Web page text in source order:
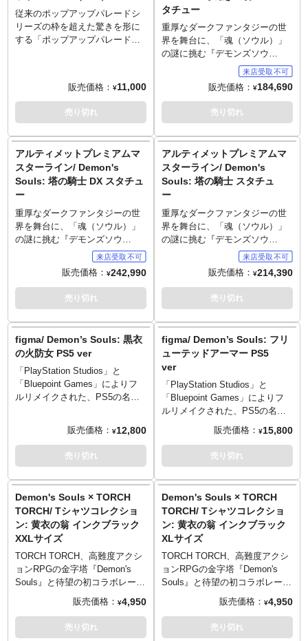
従来のポップアップパレードシ
リーズの枠を超えた驚きを形に
する「ポップアップパレード
界を舞台に凶悪なデーモンとの
戦いや"魂（ソウル）"の謎に挑
むアクションRPGの金字塔
テッドアーマー（PS5）が登場
です。繊細な鎧の装飾や質感、
造形に注目な"SP"の名に相応し
いアイテム。
© 2024 Sony Interactive
Entertainment Inc. “Demon’s
Souls” is a trademark of Sony
Interactive Entertainment Inc.
販売価格： ¥11,000
売り切れ
タチュー
重厚なダークファンタジーの世
界を舞台に、「魂（ソウル）」
の謎に挑む『デモンズソウ
ル』。このアクションRPGの金
字塔に登場する、三英雄のひと
り「つらぬきの騎士」を、プラ
イム1スタジオが1/4スケールで
アルティメットプレミアムマス
ほどの大剣「つらぬきの剣」を
構え、主人公に正対するポーズ
はゲーム中そのまま。リメイク
版で一新された鎧も陰影を際立
たせるモールディングや、金属
の暗い輝きを生む塗装などによ
り、禍々しさがリアリティをも
って表現されました。特製ベー
スは登場ステージであるボーレ
タリア王城の内郭をイメージし
たものに。四方を守る赤目の騎
士の石像が邪悪な荘厳さを醸し
出し、ボス戦ならではの緊張感
す。
～ご注意事項～以下ご了承の上
ご予約をお願いいたします～
■発売時期につきましては予定と
なりますため、大幅に遅れや前
倒しとなる場合もございます。
■ご予約いただいた時点で、商品
してお支払いをお願いします
（内金確認をもってご予約受付
とさせていただきます）。
入荷後に支払いいただきます。
■スマートフォンでご予約の場合
はご予約後に別途内金のご案内
メールをお送りします。
■商品入荷のご案内後に通常どお
り配送指示をお願いします。
■お客様都合による本商品の返
品・キャンセルは一切受付でき
ません。
■シリーズ名: アルティメットプ
レミアムマスターライン
■サイズ: 全高約82cm/全幅約
販売価格： ¥184,690
売り切れ
アルティメットプレミアムマ
スターライン/ Demon's
Souls: 塔の騎士 DX スタチュ
ー
重厚なダークファンタジーの世
界を舞台に、「魂（ソウル）」
の謎に挑む『デモンズソウ
ル』。このアクションRPGの金
字塔に登場する、絶大なインパ
クトを持つボス「塔の騎士」。
プライム1スタジオがアルティメ
ットプレミアムマスターライン
どの巨大な体躯、槍から放つ邪
悪な光、大地を揺らす盾の衝撃
波。数々のプレイヤーを砕い
た、塔の騎士の圧倒的な巨躯と
威圧感を、全高約59センチで余
すところなく表現！中庭での絶
ブさと睨みつけるような前傾姿
勢。渦巻模様の装飾や金属の透
かし加工など、趣向を凝らした
ることを示すメタリック塗装な
ど、至るところにクラフトマン
シップが息衝いています。DX版
にはプレイヤーの分身である
「騎士」が追加付属！難敵に立
ち向かうその姿を、同スケール
で再現。あのバトルの臨場感が
ここに蘇えります。
ご予約をお願いいたします～
■発売時期につきましては予定と
なりますため、大幅に遅れや前
販売価格： ¥242,990
売り切れ
アルティメットプレミアムマ
スターライン/ Demon's
Souls: 塔の騎士 スタチュ
ー
重厚なダークファンタジーの世
界を舞台に、「魂（ソウル）」
の謎に挑む『デモンズソウ
ル』。このアクションRPGの金
字塔に登場する、絶大なインパ
クトを持つボス「塔の騎士」。
プライム1スタジオがアルティメ
ットプレミアムマスターライン
どの巨大な体躯、槍から放つ邪
悪な光、大地を揺らす盾の衝撃
波。数々のプレイヤーを砕い
た、塔の騎士の圧倒的な巨躯と
威圧感を、全高約59センチで余
すところなく表現！中庭での絶
望的な邂逅を思い出してしま
ブさと睨みつけるような前傾姿
勢。渦巻模様の装飾や金属の透
かし加工など、趣向を凝らした
ることを示すメタリック塗装な
ど、至るところにクラフトマン
シップが息衝いています。
～ご注意事項～以下ご了承の上
ご予約をお願いいたします～
■発売時期につきましては予定と
なりますため、大幅に遅れや前
倒しとなる場合もございます。
代金のうち「\40,000」を内金と
してお支払いをお願いします
（内金確認をもってご予約受付
販売価格： ¥214,390
売り切れ
figma/ Demon’s Souls: 黒衣
の火防女 PS5 ver
「PlayStation Studios」と
「Bluepoint Games」によりフ
ルリメイクされた、PS5の名作
Souls デモンズソウル』。作中
から黒衣の火防女（ひもりめ）
がグッドスマイルカンパニーに
よりfigma化です！スムーズ且つ
関節パーツで、さまざまなシー
ンを再現。要所に軟質素材を使
う事でプロポーションを崩さ
ず、可動域を確保。マントには
一部布素材を採用しています。
リアリティを追求した顔パーツ
は、3D彩色を駆使した大畠雅人
原型。付属品には「トーチ」に
用下半身II」、さまざまなシーン
を可能にする可動支柱付きの
figma専用台座が同梱。
販売価格： ¥12,800
売り切れ
figma/ Demon’s Souls: フリ
ューテッドアーマー PS5
ver
「PlayStation Studios」と
「Bluepoint Games」によりフ
ルリメイクされた、PS5の名作
アクションRPG『Demon's
Souls デモンズソウル』。作中
からフリューテッドアーマーが
グッドスマイルカンパニーによ
節パーツで、さまざまなシーン
を再現。要所に軟質素材を使う
事でプロポーションを崩さず、
可動域を確保。ウェザリング塗
装により歴戦の戦士を彷彿とさ
せるリアルな仕上がりになって
います。付属品には「ブロード
「北騎士の剣」「肉斬り包丁」
「暗銀の盾」「アイアンナック
ル」「月明かりの大剣」に加
販売価格： ¥15,800
売り切れ
Demon's Souls × TORCH
TORCH/ Tシャツコレクショ
ン: 黄衣の翁 インクブラック
XXLサイズ
TORCH TORCH、高難度アクシ
ョンRPGの金字塔『Demon's
Souls』と待望の初コラボレーシ
ョンが決定！人気キャラクター
をモチーフにしたTシャツ5型が
「塔のラトリア」最終ステージ
販売価格： ¥4,950
売り切れ
Demon's Souls × TORCH
TORCH/ Tシャツコレクショ
ン: 黄衣の翁 インクブラック
XLサイズ
TORCH TORCH、高難度アクシ
ョンRPGの金字塔『Demon's
Souls』と待望の初コラボレーシ
ョンが決定！人気キャラクター
をモチーフにしたTシャツ5型が
「塔のラトリア」最終ステージ
販売価格： ¥4,950
売り切れ